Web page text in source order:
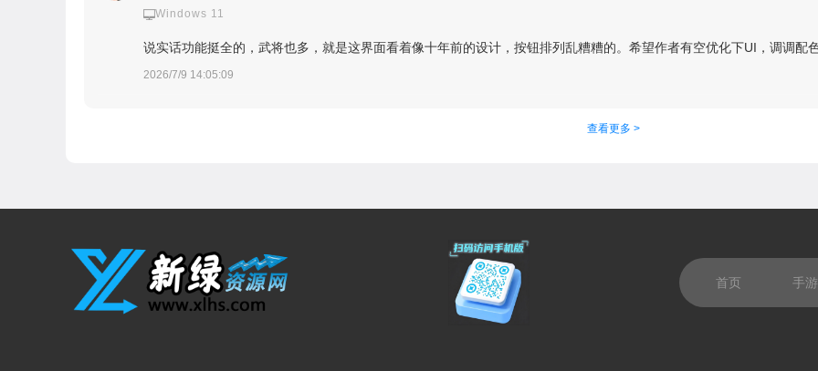
Windows 11
说实话功能挺全的，武将也多，就是这界面看着像十年前的设计，按钮排列乱糟糟的。希望作者有空优化下UI，调调配
2026/7/9 14:05:09
查看更多 >
首页 手游